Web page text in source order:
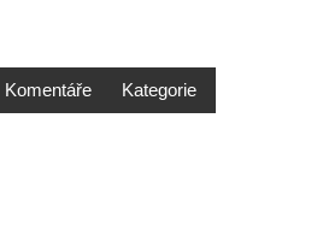
Komentáře Kategorie